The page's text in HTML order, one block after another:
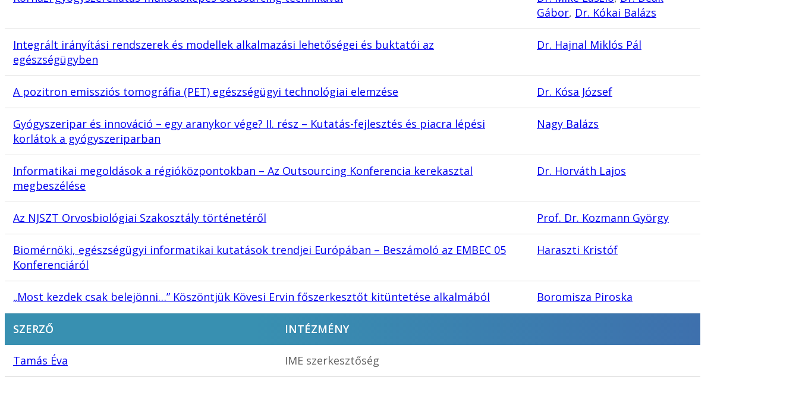
Gábor, Dr. Kókai Balázs
Integrált irányítási rendszerek és modellek alkalmazási lehetőségei és buktatói az
egészségügyben
Dr. Hajnal Miklós Pál
A pozitron emissziós tomográfia (PET) egészségügyi technológiai elemzése Dr. Kósa József
Gyógyszeripar és innováció – egy aranykor vége? II. rész – Kutatás-fejlesztés és piacra lépési
korlátok a gyógyszeriparban
Nagy Balázs
Informatikai megoldások a régióközpontokban – Az Outsourcing Konferencia kerekasztal
megbeszélése
Dr. Horváth Lajos
Az NJSZT Orvosbiológiai Szakosztály történetéről Prof. Dr. Kozmann György
Biomérnöki, egészségügyi informatikai kutatások trendjei Európában – Beszámoló az EMBEC 05
Konferenciáról
Haraszti Kristóf
„Most kezdek csak belejönni…” Köszöntjük Kövesi Ervin főszerkesztőt kitüntetése alkalmából Boromisza Piroska
SZERZŐ INTÉZMÉNY
Tamás Éva IME szerkesztőség